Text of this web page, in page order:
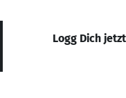
Logg Dich